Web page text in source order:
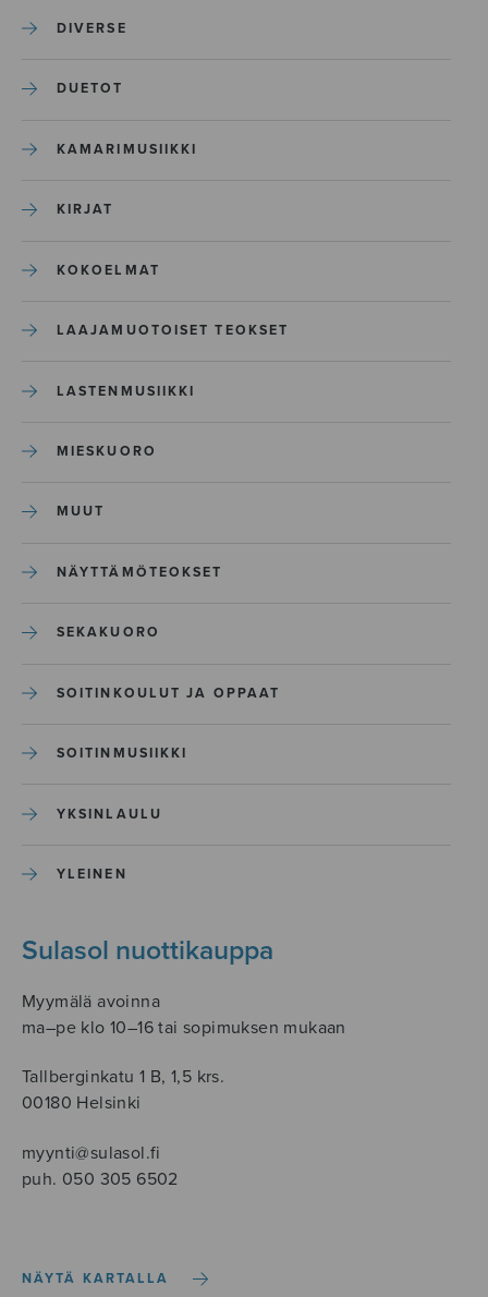
DIVERSE
DUETOT
KAMARIMUSIIKKI
KIRJAT
KOKOELMAT
LAAJAMUOTOISET TEOKSET
LASTENMUSIIKKI
MIESKUORO
MUUT
NÄYTTÄMÖTEOKSET
SEKAKUORO
SOITINKOULUT JA OPPAAT
SOITINMUSIIKKI
YKSINLAULU
YLEINEN
Sulasol nuottikauppa
Myymälä avoinna
ma–pe klo 10–16 tai sopimuksen mukaan
Tallberginkatu 1 B, 1,5 krs.
00180 Helsinki
myynti@sulasol.fi
puh. 050 305 6502
NÄYTÄ KARTALLA